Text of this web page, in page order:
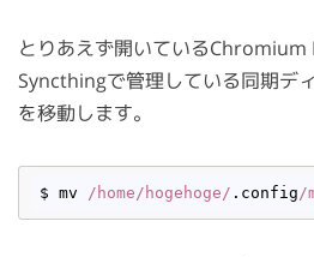
とりあえず開いているChromium
Syncthingで管理している同期デ
を移動します。
$ mv /home/hogehoge/ .config /